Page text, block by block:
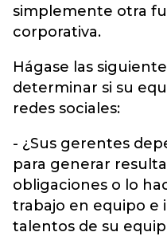
simplemente otra
corporativa.
Hágase las
determinar si su
redes sociales:
- ¿Sus gerentes
para generar
obligaciones o lo
trabajo en equipo e
talentos de su